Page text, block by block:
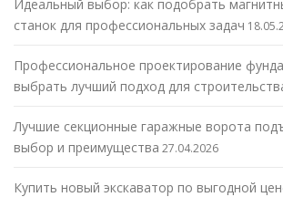
Идеальный выбор: как подобрать
станок для профессиональных задач
Профессиональное проектирование
выбрать лучший подход для
Лучшие секционные гаражные ворота
выбор и преимущества 27.04.2026
Купить новый экскаватор по выгодной